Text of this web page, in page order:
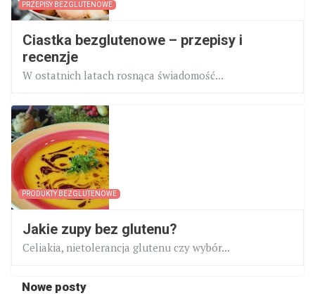
PRZEPISY BEZGLUTENOWE
Ciastka bezglutenowe – przepisy i
recenzje
W ostatnich latach rosnąca świadomość...
PRODUKTY BEZGLUTENOWE
Jakie zupy bez glutenu?
Celiakia, nietolerancja glutenu czy wybór...
Nowe posty